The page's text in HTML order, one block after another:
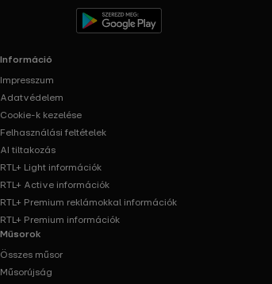
Információ
Impresszum
Adatvédelem
Cookie-k kezelése
Felhasználási feltételek
AI tiltakozás
RTL+ Light információk
RTL+ Active információk
RTL+ Premium reklámokkal információk
RTL+ Premium információk
Műsorok
Összes műsor
Műsorújság